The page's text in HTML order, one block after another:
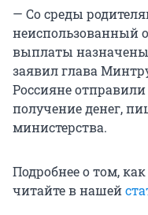
— Со среды
неиспользованный
выплаты назначены
заявил глава
Россияне
получение денег,
министерства.
Подробнее о том,
читайте в нашей